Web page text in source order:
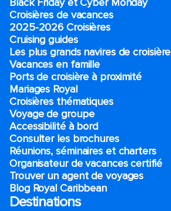
Croisières de vacances
2025-2026 Croisières
Cruising guides
Les plus grands navires de croisière
Vacances en famille
Ports de croisière à proximité
Mariages Royal
Croisières thématiques
Voyage de groupe​
Accessibilité à bord​
Consulter les brochures
Réunions, séminaires et charters
Organisateur de vacances certifié
Trouver un agent de voyages
Blog Royal Caribbean
Destinations